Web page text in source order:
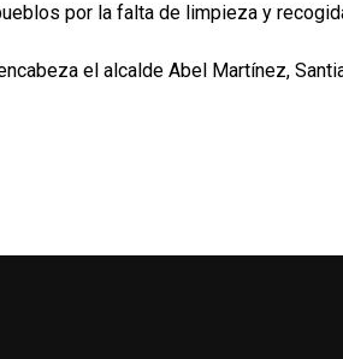
por la falta de limpieza y
el alcalde Abel Martínez,